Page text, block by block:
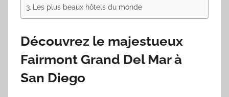
Les plus beaux hôtels du monde
Découvrez le majestueux
Fairmont Grand Del Mar à
San Diego